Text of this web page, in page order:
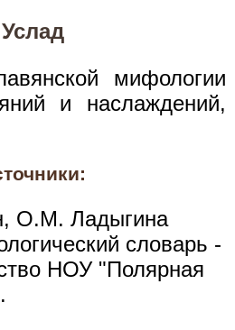
Услад
мифологии
и наслаждений,
О.М. Ладыгина
словарь -
НОУ "Полярная